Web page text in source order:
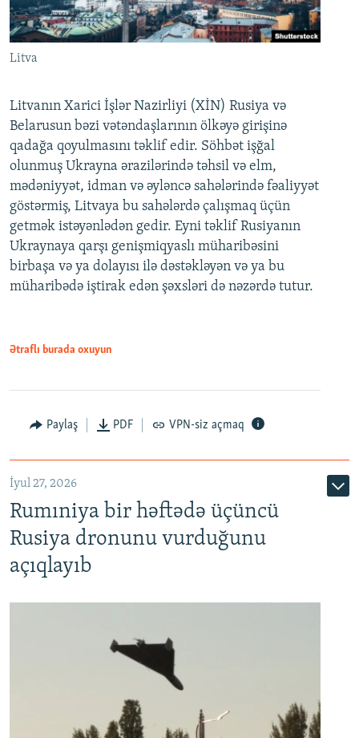
Litva
Litvanın Xarici İşlər Nazirliyi (XİN) Rusiya və
Belarusun bəzi vətəndaşlarının ölkəyə girişinə
qadağa qoyulmasını təklif edir. Söhbət işğal
olunmuş Ukrayna ərazilərində təhsil və elm,
mədəniyyət, idman və əyləncə sahələrində fəaliyyət
göstərmiş, Litvaya bu sahələrdə çalışmaq üçün
getmək istəyənlədən gedir. Eyni təklif Rusiyanın
Ukraynaya qarşı genişmiqyaslı müharibəsini
birbaşa və ya dolayısı ilə dəstəkləyən və ya bu
müharibədə iştirak edən şəxsləri də nəzərdə tutur.
Ətraflı burada oxuyun
Paylaş PDF VPN-siz açmaq
İyul 27, 2026
Rumıniya bir həftədə üçüncü
Rusiya dronunu vurduğunu
açıqlayıb